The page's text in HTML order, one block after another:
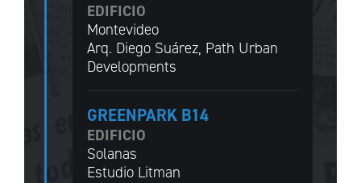
EDIFICIO
Montevideo
Arq. Diego Suárez, Path Urban
Developments
GREENPARK B14
EDIFICIO
Solanas
Estudio Litman